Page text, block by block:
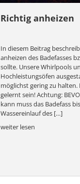
Richtig anheizen
In diesem Beitrag
anheizen des Badefasses
sollte. Unsere Whirlpools
Hochleistungsöfen
möglichst gering zu
gelernt sein! Achtung:
kann muss das Badefass
Wassereinlauf des […]
weiter lesen